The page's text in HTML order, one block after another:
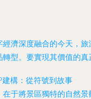
濟深度融合的今天，
型。要實現其價值的
構：從符號到故事
于將景區獨特的自然